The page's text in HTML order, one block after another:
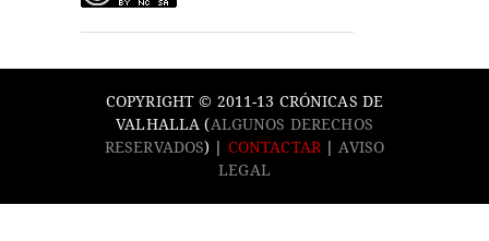
COPYRIGHT © 2011-13 CRÓNICAS DE
VALHALLA (ALGUNOS DERECHOS
RESERVADOS) | CONTACTAR | AVISO
LEGAL